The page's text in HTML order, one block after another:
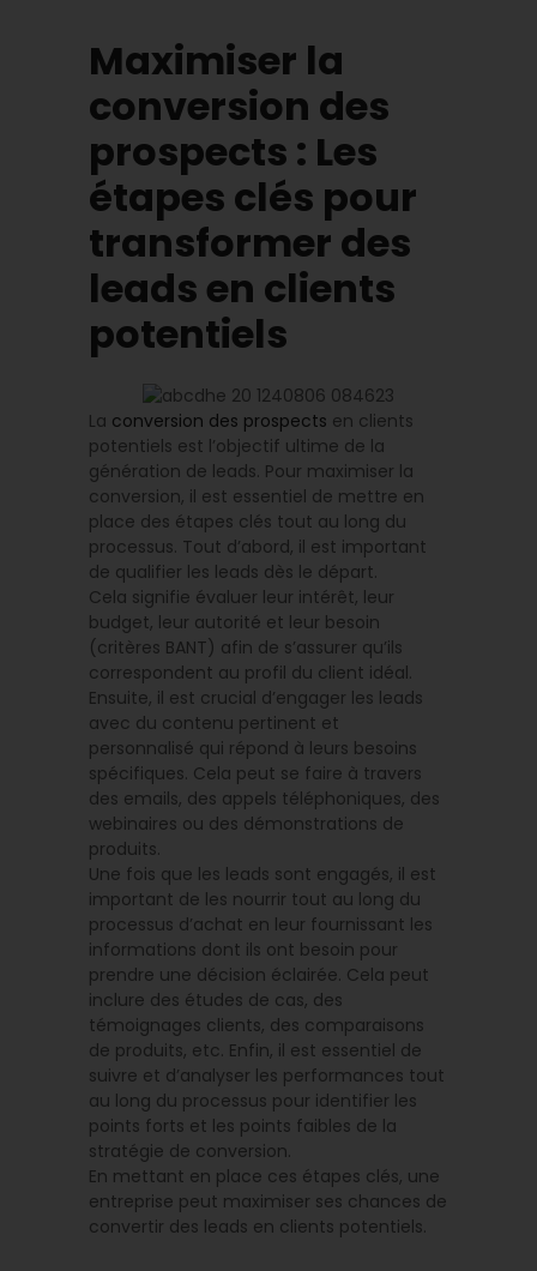
Maximiser la
conversion des
prospects : Les
étapes clés pour
transformer des
leads en clients
potentiels
La conversion des prospects en clients
potentiels est l’objectif ultime de la
génération de leads. Pour maximiser la
conversion, il est essentiel de mettre en
place des étapes clés tout au long du
processus. Tout d’abord, il est important
de qualifier les leads dès le départ.
Cela signifie évaluer leur intérêt, leur
budget, leur autorité et leur besoin
(critères BANT) afin de s’assurer qu’ils
correspondent au profil du client idéal.
Ensuite, il est crucial d’engager les leads
avec du contenu pertinent et
personnalisé qui répond à leurs besoins
spécifiques. Cela peut se faire à travers
des emails, des appels téléphoniques, des
webinaires ou des démonstrations de
produits.
Une fois que les leads sont engagés, il est
important de les nourrir tout au long du
processus d’achat en leur fournissant les
informations dont ils ont besoin pour
prendre une décision éclairée. Cela peut
inclure des études de cas, des
témoignages clients, des comparaisons
de produits, etc. Enfin, il est essentiel de
suivre et d’analyser les performances tout
au long du processus pour identifier les
points forts et les points faibles de la
stratégie de conversion.
En mettant en place ces étapes clés, une
entreprise peut maximiser ses chances de
convertir des leads en clients potentiels.